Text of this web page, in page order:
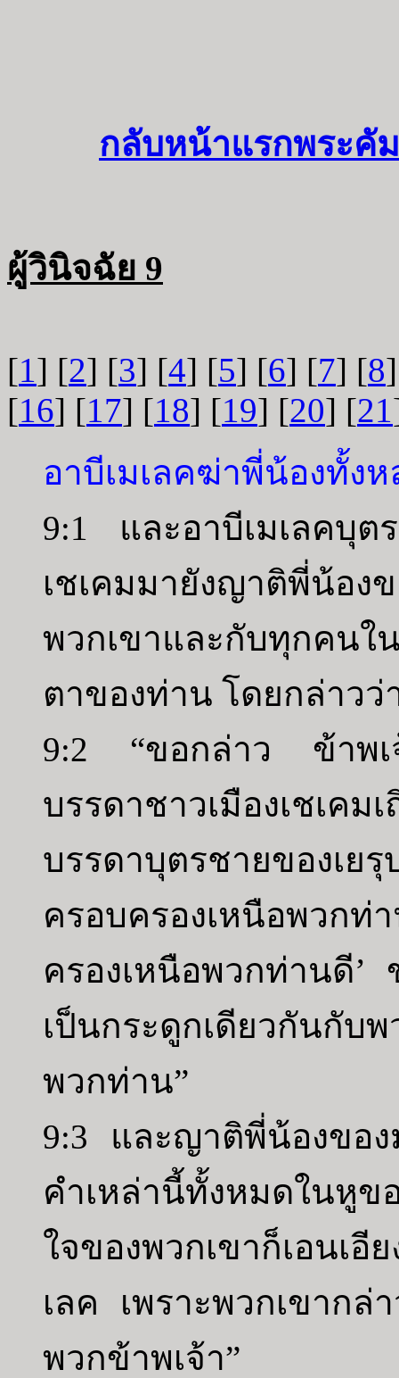
กลับหน้าแรกพระคั
ผู้วินิจฉัย 9
[1] [2] [3] [4] [5] [6] [7] [8
[16] [17] [18] [19] [20] [21
อาบีเมเลคฆ่าพี่น้องทั้ง
9:1 และอาบีเมเลคบุต
เชเคมมายังญาติพี่น้อ
พวกเขาและกับทุกคนใ
ตาของท่าน โดยกล่าวว่
9:2 “ขอกล่าว ข้าพเ
บรรดาชาวเมืองเชเค
บรรดาบุตรชายของเ
ครอบครองเหนือพวก
ครองเหนือพวกท่านดี’
เป็นกระดูกเดียวกันกับ
พวกท่าน”
9:3 และญาติพี่น้องของ
คำเหล่านี้ทั้งหมดในหูข
ใจของพวกเขาก็เอนเอี
เลค เพราะพวกเขาก
พวกข้าพเจ้า”